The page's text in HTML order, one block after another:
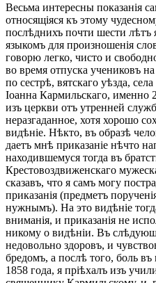
Весьма интересны показанія
относящіяся къ этому
послѣднихъ почти шести
языкомъ для произношенія
говорю легко, чисто и
во время отпуска учениковъ
по сестрѣ, вятскаго уѣзда,
Іоанна Кармильскаго, именно
изъ церкви отъ утренней
неразгаданное, хотя хорошо
видѣніе. Нѣкто, въ образѣ
даетъ мнѣ приказаніе нѣчто
находившемуся тогда въ
Крестовоздвиженскаго
сказавъ, что я самъ могу
приказанія (предметъ
нужнымъ). На это видѣніе
вниманія, и приказанія не
никому о видѣніи. Въ
недовольно здоровъ, и
бредомъ, а послѣ того, боль
1858 года, я пріѣхалъ изъ